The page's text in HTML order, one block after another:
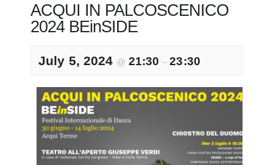
ACQUI IN PALCOSCENICO
2024 BEinSIDE
July 5, 2024 @ 21:30–23:30